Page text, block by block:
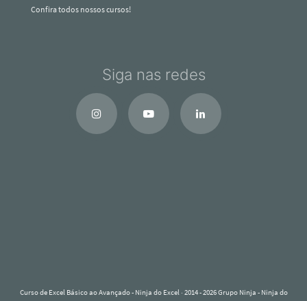
Confira todos nossos cursos!
Siga nas redes
Curso de Excel Básico ao Avançado - Ninja do Excel· 2014 - 2026 Grupo Ninja - Ninja do